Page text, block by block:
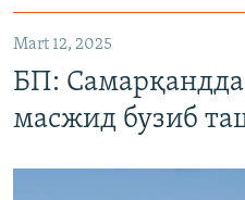
Mart 12, 2025
БП:
масжид бузиб